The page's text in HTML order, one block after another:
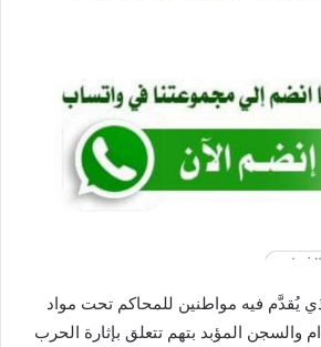
يُقدَّم فيه مواطنين للمحاكم تحت مواد
والسجن المؤبد بتهم تتعلق بإثارة الحرب